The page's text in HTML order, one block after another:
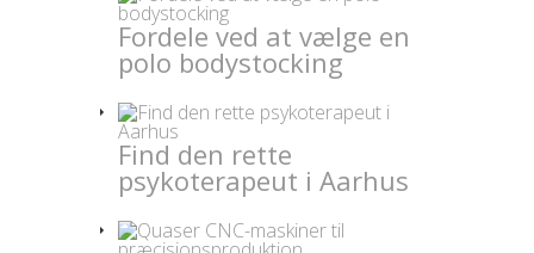
Fordele ved at vælge en
polo bodystocking
Find den rette
psykoterapeut i Aarhus